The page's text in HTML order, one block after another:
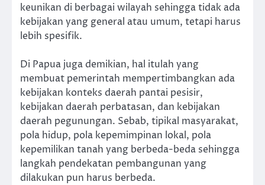
keunikan di berbagai wilayah sehingga tidak ada
kebijakan yang general atau umum, tetapi harus
lebih spesifik.
Di Papua juga demikian, hal itulah yang
membuat pemerintah mempertimbangkan ada
kebijakan konteks daerah pantai pesisir,
kebijakan daerah perbatasan, dan kebijakan
daerah pegunungan. Sebab, tipikal masyarakat,
pola hidup, pola kepemimpinan lokal, pola
kepemilikan tanah yang berbeda-beda sehingga
langkah pendekatan pembangunan yang
dilakukan pun harus berbeda.